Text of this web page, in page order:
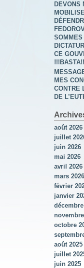
DEVONS
SOMMES
CE
MES
CONTRE
DE
août 2026
juillet
juin 2026
mai 2026
avril 2026
mars 2026
février
janvier
octobre
août 2025
juillet
juin 2025